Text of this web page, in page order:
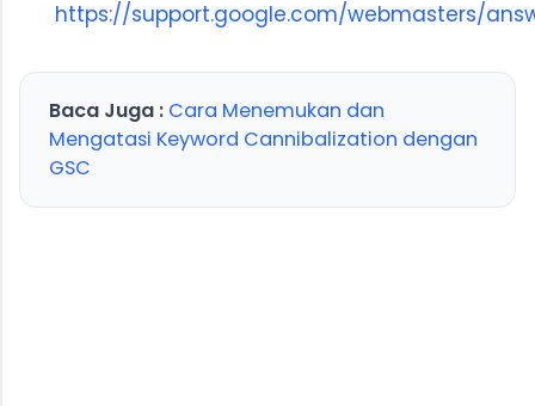
https://support.google.com/webmasters/
Baca Juga : Cara Menemukan dan
Mengatasi Keyword Cannibalization dengan
GSC